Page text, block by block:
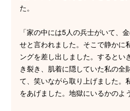
た。
「家の中には5人の兵士がいて、
せと言われました。そこで静かに
ングを差し出しました。するとい
き裂き、肌着に隠していた私の全
て、笑いながら取り上げました。
をあげました。地獄にいるかのよ